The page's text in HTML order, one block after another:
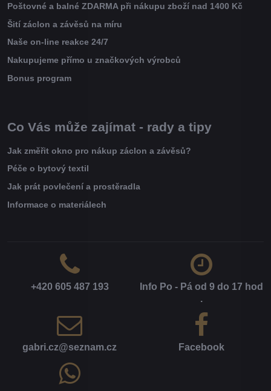
Poštovné a balné ZDARMA při nákupu zboží nad 1400 Kč
Šití záclon a závěsů na míru
Naše on-line reakce 24/7
Nakupujeme přímo u značkových výrobců
Bonus program
Co Vás může zajímat - rady a tipy
Jak změřit okno pro nákup záclon a závěsů?
Péče o bytový textil
Jak prát povlečení a prostěradla
Informace o materiálech
+420 605 487 193
Info Po - Pá od 9 do 17 hod​
.
gabri​.cz​@seznam​.cz Facebook